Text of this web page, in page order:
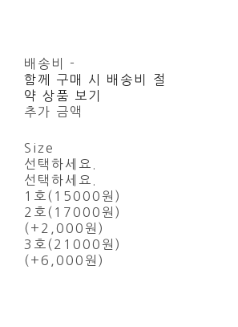
배송비 -
함께 구매 시 배송비 절
약 상품 보기
추가 금액
Size
선택하세요.
선택하세요.
1호(15000원)
2호(17000원)
(+2,000원)
3호(21000원)
(+6,000원)